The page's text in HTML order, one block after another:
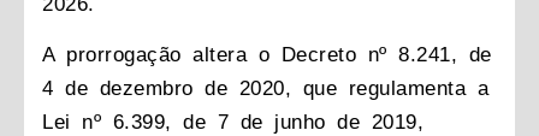
A prorrogação altera o Decreto nº 8.241, de
4 de dezembro de 2020, que regulamenta a
Lei nº 6.399, de 7 de junho de 2019,